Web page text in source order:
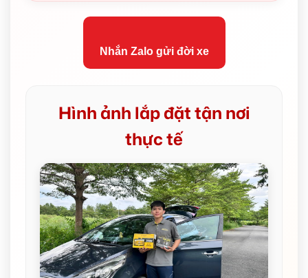
Nhắn Zalo gửi đời xe
Hình ảnh lắp đặt tận nơi
thực tế